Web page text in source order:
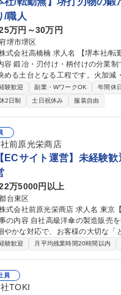
/職人
万円～30万円
堺市堺区
転勤無】堺打刃物の鍛冶職人｜AI代替不可・一生ものの伝統技術を習得
容 鍛冶・刃付け・柄付けの分業
める土台となる工程です。火加減
100%・残業ほぼ無しと抜群の働
の3～5年は四半期に1～2週間、高
本社/転勤無】堺打刃物の鍛冶職
験歓迎 副業・WワークOK 年間休
2日制
土日祝休み 服装自由
前原光栄商店
ECサイト運営】未経験
万5000円以上
台東区
人名 東京【ＥＣサイト運営】未経験歓迎／皇室御用達の老舗洋傘メーカー／転勤
やかな対応で、お客様の大切な「
なり協力して進めます。実務未経験の
影立ち合い等、様々な業務に携わる
【ＥＣサイト運営】未経験歓迎／
験歓迎 月平均残業時間20時間以内
員
TOKI